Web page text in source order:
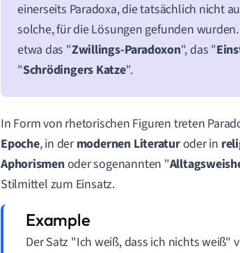
einerseits Paradoxa, die tatsächlich nicht
solche, für die Lösungen gefunden
etwa das "Zwillings-Paradoxon", das "
"Schrödingers Katze".
In Form von rhetorischen Figuren treten
Epoche, in dermodernen Literaturoder in
Aphorismenoder sogenannten "
Stilmittel zum Einsatz.
Der Satz "Ich weiß, dass ich nichts weiß"